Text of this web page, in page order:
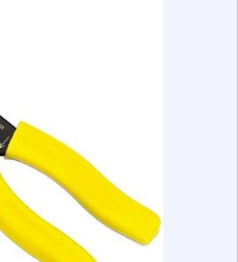
realizar reparos e
de usar e oferecem
você precisa de uma
para realizar reparos e
são a melhor opção.
e seguros, além